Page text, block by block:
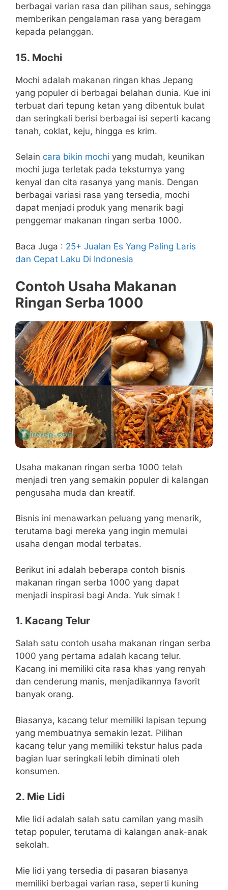
berbagai varian rasa dan pilihan saus, sehingga
memberikan pengalaman rasa yang beragam
kepada pelanggan.
15. Mochi
Mochi adalah makanan ringan khas Jepang
yang populer di berbagai belahan dunia. Kue ini
terbuat dari tepung ketan yang dibentuk bulat
dan seringkali berisi berbagai isi seperti kacang
tanah, coklat, keju, hingga es krim.
Selain cara bikin mochi yang mudah, keunikan
mochi juga terletak pada teksturnya yang
kenyal dan cita rasanya yang manis. Dengan
berbagai variasi rasa yang tersedia, mochi
dapat menjadi produk yang menarik bagi
penggemar makanan ringan serba 1000.
Baca Juga : 25+ Jualan Es Yang Paling Laris
dan Cepat Laku Di Indonesia
Contoh Usaha Makanan
Ringan Serba 1000
Usaha makanan ringan serba 1000 telah
menjadi tren yang semakin populer di kalangan
pengusaha muda dan kreatif.
Bisnis ini menawarkan peluang yang menarik,
terutama bagi mereka yang ingin memulai
usaha dengan modal terbatas.
Berikut ini adalah beberapa contoh bisnis
makanan ringan serba 1000 yang dapat
menjadi inspirasi bagi Anda. Yuk simak !
1. Kacang Telur
Salah satu contoh usaha makanan ringan serba
1000 yang pertama adalah kacang telur.
Kacang ini memiliki cita rasa khas yang renyah
dan cenderung manis, menjadikannya favorit
banyak orang.
Biasanya, kacang telur memiliki lapisan tepung
yang membuatnya semakin lezat. Pilihan
kacang telur yang memiliki tekstur halus pada
bagian luar seringkali lebih diminati oleh
konsumen.
2. Mie Lidi
Mie lidi adalah salah satu camilan yang masih
tetap populer, terutama di kalangan anak-anak
sekolah.
Mie lidi yang tersedia di pasaran biasanya
memiliki berbagai varian rasa, seperti kuning